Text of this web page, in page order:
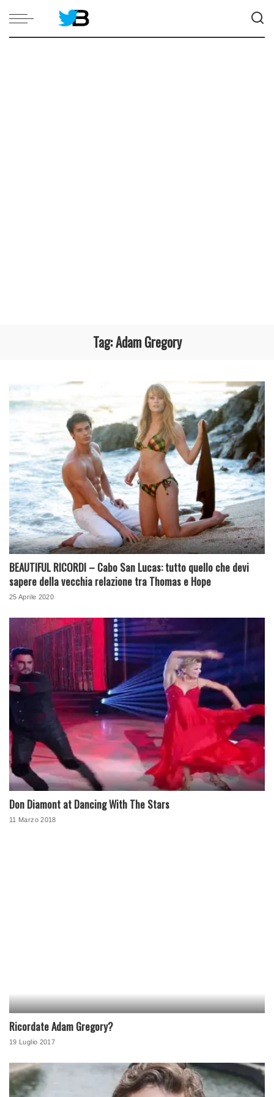
Tag:Adam Gregory
BEAUTIFUL RICORDI – Cabo San Lucas: tutto quello che devi
sapere della vecchia relazione tra Thomas e Hope
25 Aprile 2020
Don Diamont at Dancing With The Stars
11 Marzo 2018
Ricordate Adam Gregory?
19 Luglio 2017